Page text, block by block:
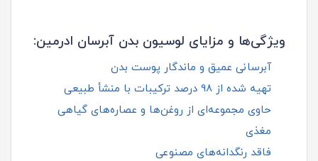
ویژگی‌ها و مزایای لوسیون بدن آبرسان ادرمین:
آبرسانی عمیق و ماندگار پوست بدن
تهیه شده از 98 درصد ترکیبات با منشأ طبیعی
حاوی مجموعه‌ای از روغن‌ها و عصاره‌های گیاهی
مغذی
فاقد رنگدانه‌های مصنوعی